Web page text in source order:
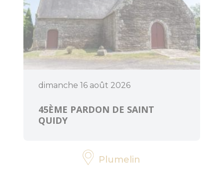
Art et culture
dimanche 16 août 2026
45ÈME PARDON DE SAINT
QUIDY
Plumelin